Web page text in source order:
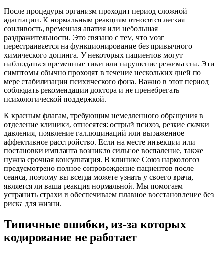
После процедуры организм проходит период сложной
адаптации. К нормальным реакциям относятся легкая
сонливость, временная апатия или небольшая
раздражительности. Это связано с тем, что мозг
перестраивается на функционирование без привычного
химического допинга. У некоторых пациентов могут
наблюдаться временные тики или нарушение режима сна. Эти
симптомы обычно проходят в течение нескольких дней по
мере стабилизации психического фона. Важно в этот период
соблюдать рекомендации доктора и не пренебрегать
психологической поддержкой.
К красным флагам, требующим немедленного обращения в
отделение клиники, относятся: острый психоз, резкие скачки
давления, появление галлюцинаций или выраженное
аффективное расстройство. Если на месте инъекции или
постановки импланта возникло сильное воспаление, также
нужна срочная консультация. В клинике Союз наркологов
предусмотрено полное сопровождение пациентов после
сеанса, поэтому вы всегда можете узнать у своего врача,
является ли ваша реакция нормальной. Мы помогаем
устранить страхи и обеспечиваем плавное восстановление без
риска для жизни.
Типичные ошибки, из-за которых
кодирование не работает